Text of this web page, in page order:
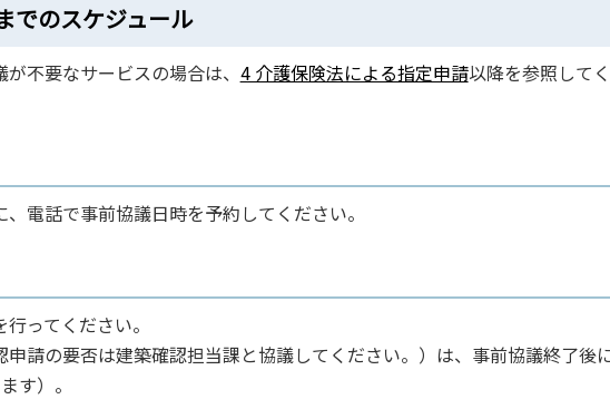
でのスケジュール
不要なサービスの場合は、 4 介護保険法による指定申請以降を参照して
、電話で事前協議日時を予約してください。
ってください。
請の要否は建築確認担当課と協議してください。）は、事前協議終了後
す）。